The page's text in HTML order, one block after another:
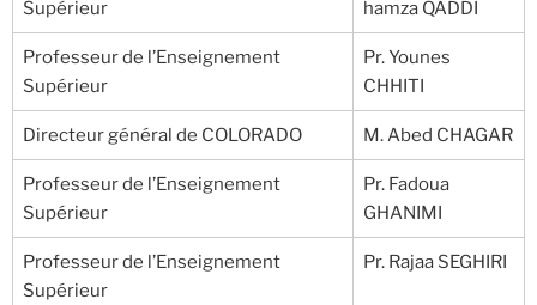
Supérieur
hamza QADDI
Professeur de l’Enseignement
Supérieur
Pr. Younes
CHHITI
Directeur général de COLORADO M. Abed CHAGAR
Professeur de l’Enseignement
Supérieur
Pr. Fadoua
GHANIMI
Professeur de l’Enseignement
Supérieur
Pr. Rajaa SEGHIRI